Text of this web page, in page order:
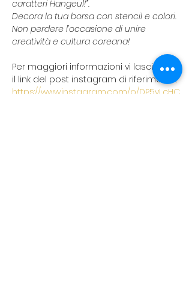
caratteri Hangeul!”.
Decora la tua borsa con stencil e colori.
Non perdere l’occasione di unire
creatività e cultura coreana!
Per maggiori informazioni vi lasciamo
il link del post instagram di riferimento:
https://www.instagram.com/p/DP5yLcHC